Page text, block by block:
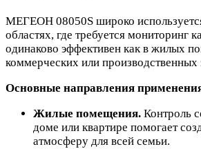
МЕГЕОН 08050S широко
областях, где требуется мониторинг
одинаково эффективен как в жилых
коммерческих или производственных
Основные направления
Жилые помещения. Контроль
доме или квартире помогает
атмосферу для всей семьи.